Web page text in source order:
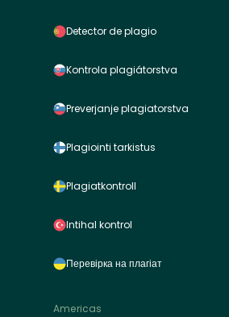
Detector de plagio
Kontrola plagiátorstva
Preverjanje plagiatorstva
Plagiointi tarkistus
Plagiatkontroll
Intihal kontrol
Перевірка на плагіат
Americas